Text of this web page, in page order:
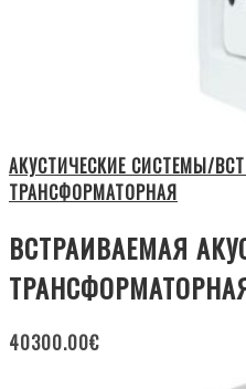
АКУСТИЧЕСКИЕ СИСТЕМЫ/
ТРАНСФОРМАТОРНАЯ
ВСТРАИВАЕМАЯ
ТРАНСФОРМАТОРНАЯ
40300.00€